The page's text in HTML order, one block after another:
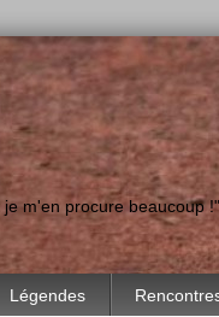
m'en procure beaucoup
Légendes